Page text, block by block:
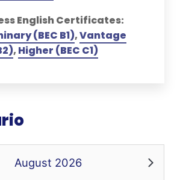
English Certificates:
(BEC B1),Vantage
, Higher (BEC C1)
August 2026